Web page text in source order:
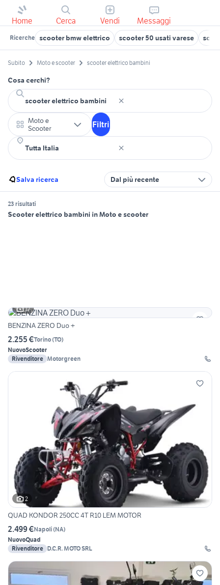
Home Cerca Vendi Messaggi
Ricerche scooter bmw elettrico scooter 50 usati varese
Subito Moto e scooter scooter elettrico bambini
Cosa cerchi?
Moto e
Scooter
Filtri
Salva ricerca Dal più recente
23 risultati
Scooter elettrico bambini in Moto e scooter
17
BENZINA ZERO Duo +
2.255 €Torino(TO)
NuovoScooter
Rivenditore Motorgreen
2
QUAD KONDOR 250CC 4T R10 LEM MOTOR
2.499 €Napoli(NA)
NuovoQuad
Rivenditore D.C.R. MOTO SRL